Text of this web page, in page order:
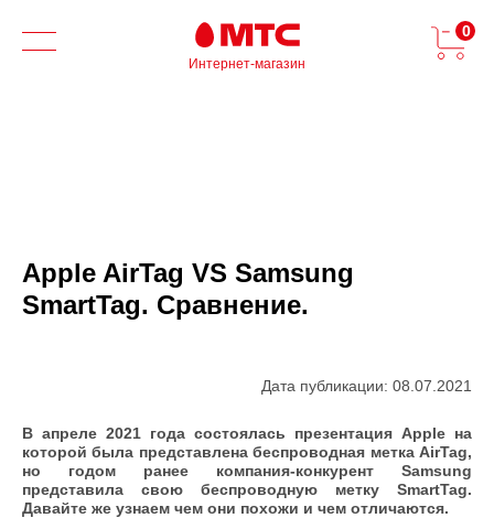
Интернет-магазин
0
Apple AirTag VS Samsung
SmartTag. Сравнение.
Дата публикации: 08.07.2021
В апреле 2021 года состоялась презентация Apple на
которой была представлена беспроводная метка AirTag,
но годом ранее компания-конкурент Samsung
представила свою беспроводную метку SmartTag.
Давайте же узнаем чем они похожи и чем отличаются.